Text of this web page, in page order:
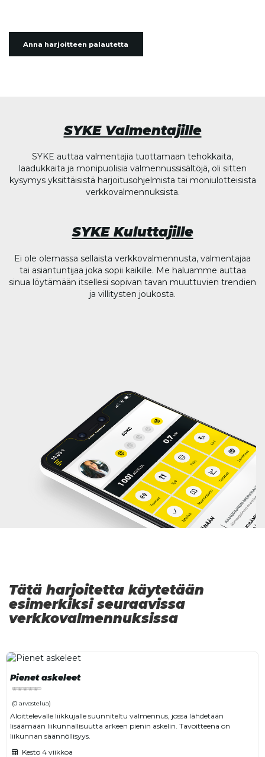
Anna harjoitteen palautetta
SYKE Valmentajille
SYKE auttaa valmentajia tuottamaan tehokkaita,
laadukkaita ja monipuolisia valmennussisältöjä, oli sitten
kysymys yksittäisistä harjoitusohjelmista tai moniulotteisista
verkkovalmennuksista.
SYKE Kuluttajille
Ei ole olemassa sellaista verkkovalmennusta, valmentajaa
tai asiantuntijaa joka sopii kaikille. Me haluamme auttaa
sinua löytämään itsellesi sopivan tavan muuttuvien trendien
ja villitysten joukosta.
Tätä harjoitetta käytetään
esimerkiksi seuraavissa
verkkovalmennuksissa
Pienet askeleet
(0 arvostelua)
Aloittelevalle liikkujalle suunniteltu valmennus, jossa lähdetään
lisäämään liikunnallisuutta arkeen pienin askelin. Tavoitteena on
liikunnan säännöllisyys.
Kesto 4 viikkoa